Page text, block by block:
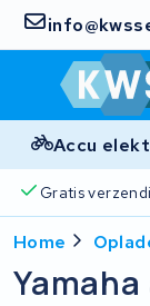
Accu
Gratis
Home